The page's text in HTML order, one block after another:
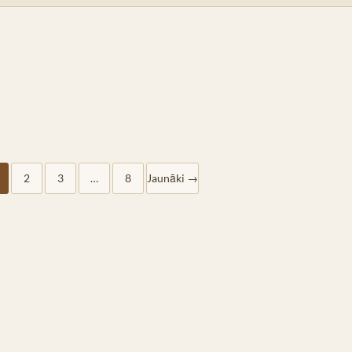
Ziņu numerācija pēc
2 3 … 8 Jaunāki →